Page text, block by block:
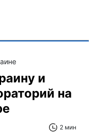
и
на
2 мин